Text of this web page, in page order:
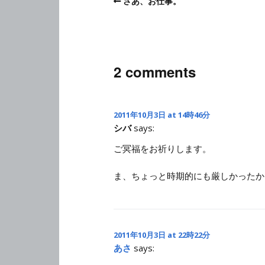
2 comments
2011年10月3日 at 14時46分
シバ says:
ご冥福をお祈りします。
ま、ちょっと時期的にも厳しかった
2011年10月3日 at 22時22分
あさ says: